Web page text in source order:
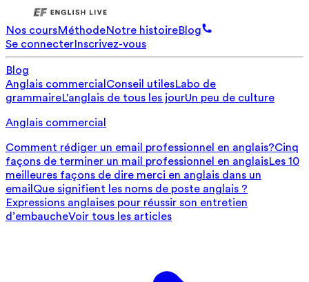
Nos coursMéthodeNotre histoireBlog
Se connecterInscrivez-vous
Blog
Anglais commercial Conseil utilesLabo de
grammaireL'anglais de tous les jourUn peu de culture
Anglais commercial
Comment rédiger un email professionnel en anglais?Cinq
façons de terminer un mail professionnel en anglaisLes 10
meilleures façons de dire merci en anglais dans un
email Que signifient les noms de poste anglais ?
Expressions anglaises pour réussir son entretien
d’embaucheVoir tous les articles